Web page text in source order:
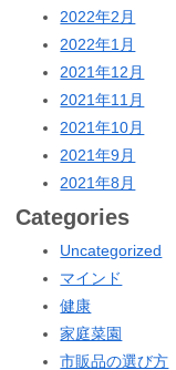
2022年2月
2022年1月
2021年12月
2021年11月
2021年10月
2021年9月
2021年8月
Categories
Uncategorized
マインド
健康
家庭菜園
市販品の選び方